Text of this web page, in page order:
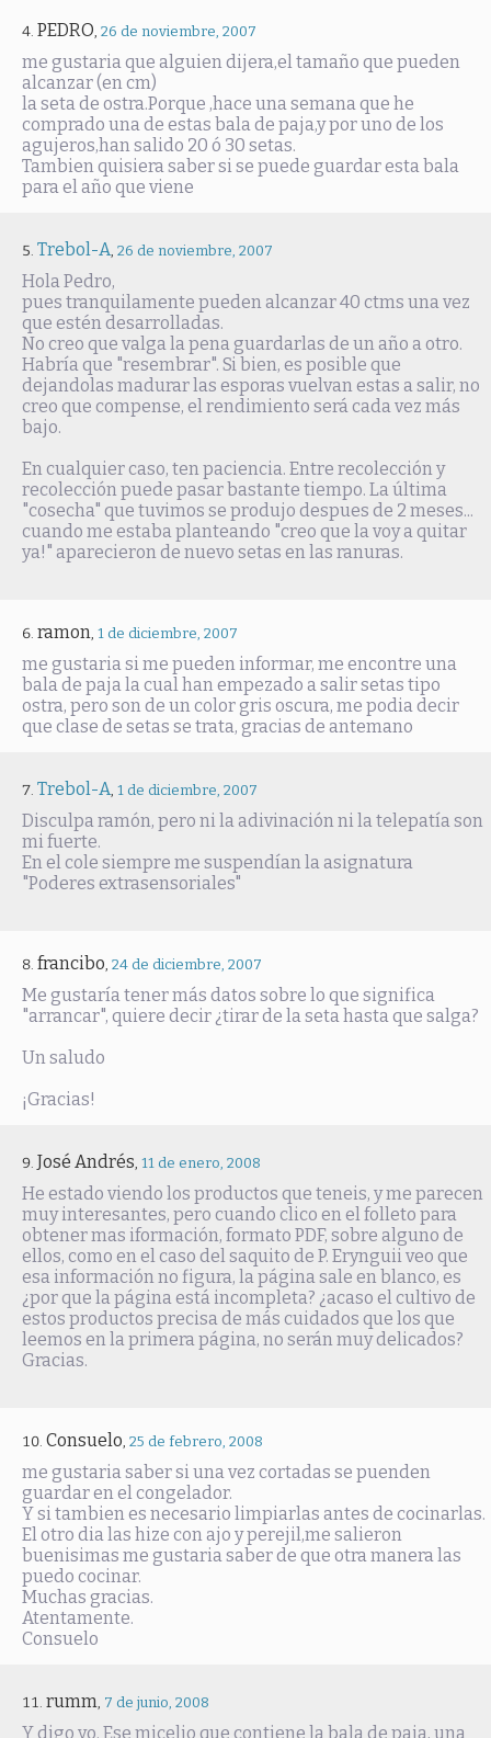
PEDRO, 26 de noviembre, 2007
me gustaria que alguien dijera,el tamaño que pueden
alcanzar (en cm)
la seta de ostra.Porque ,hace una semana que he
comprado una de estas bala de paja,y por uno de los
agujeros,han salido 20 ó 30 setas.
Tambien quisiera saber si se puede guardar esta bala
para el año que viene
Trebol-A, 26 de noviembre, 2007
Hola Pedro,
pues tranquilamente pueden alcanzar 40 ctms una vez
que estén desarrolladas.
No creo que valga la pena guardarlas de un año a otro.
Habría que "resembrar". Si bien, es posible que
dejandolas madurar las esporas vuelvan estas a salir, no
creo que compense, el rendimiento será cada vez más
bajo.
En cualquier caso, ten paciencia. Entre recolección y
recolección puede pasar bastante tiempo. La última
"cosecha" que tuvimos se produjo despues de 2 meses...
cuando me estaba planteando "creo que la voy a quitar
ya!" aparecieron de nuevo setas en las ranuras.
ramon, 1 de diciembre, 2007
me gustaria si me pueden informar, me encontre una
bala de paja la cual han empezado a salir setas tipo
ostra, pero son de un color gris oscura, me podia decir
que clase de setas se trata, gracias de antemano
Trebol-A, 1 de diciembre, 2007
Disculpa ramón, pero ni la adivinación ni la telepatía son
mi fuerte.
En el cole siempre me suspendían la asignatura
"Poderes extrasensoriales"
francibo, 24 de diciembre, 2007
Me gustaría tener más datos sobre lo que significa
"arrancar", quiere decir ¿tirar de la seta hasta que salga?
Un saludo
¡Gracias!
José Andrés, 11 de enero, 2008
He estado viendo los productos que teneis, y me parecen
muy interesantes, pero cuando clico en el folleto para
obtener mas iformación, formato PDF, sobre alguno de
ellos, como en el caso del saquito de P. Erynguii veo que
esa información no figura, la página sale en blanco, es
¿por que la página está incompleta? ¿acaso el cultivo de
estos productos precisa de más cuidados que los que
leemos en la primera página, no serán muy delicados?
Gracias.
Consuelo, 25 de febrero, 2008
me gustaria saber si una vez cortadas se puenden
guardar en el congelador.
Y si tambien es necesario limpiarlas antes de cocinarlas.
El otro dia las hize con ajo y perejil,me salieron
buenisimas me gustaria saber de que otra manera las
puedo cocinar.
Muchas gracias.
Atentamente.
Consuelo
rumm, 7 de junio, 2008
Y digo yo. Ese micelio que contiene la bala de paja, una